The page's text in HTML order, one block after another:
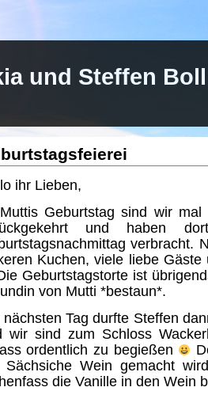
und Steffen
ihr Lieben,
Geburtstag sind wir mal
und haben
verbracht.
Kuchen, viele liebe
Geburtstagstorte ist
von Mutti *bestaun*.
nächsten Tag durfte Steffen
wir sind zum Schloss
ordentlich zu begießen
Sächsiche Wein gemacht
die Vanille in den Wein